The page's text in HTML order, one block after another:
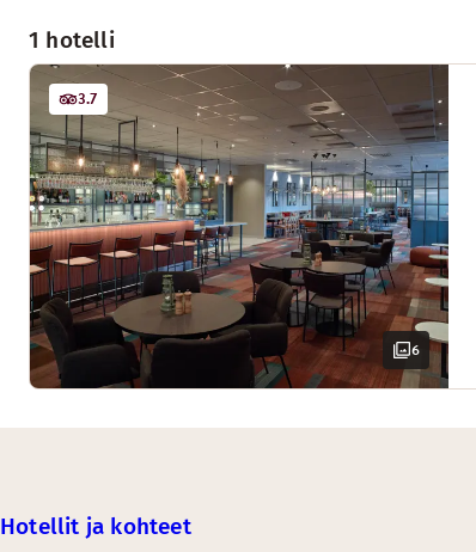
1 hotelli
6
3.7
Hotellit ja kohteet